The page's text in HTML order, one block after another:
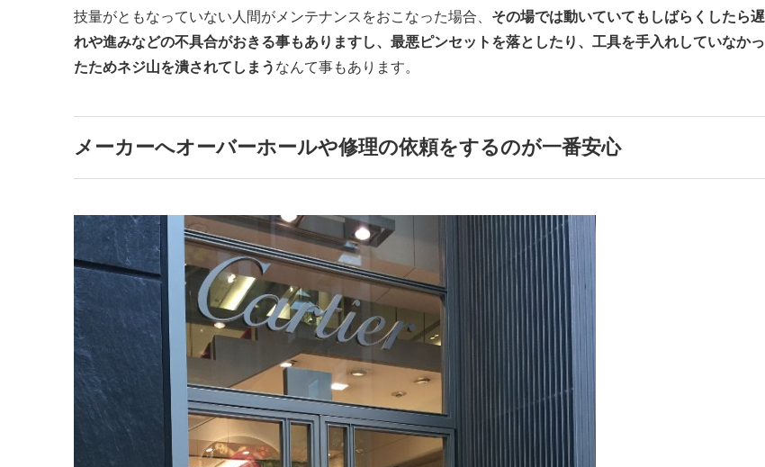
技量がともなっていない人間がメンテナンスをおこなった場合、 その場では動いていてもしばらくしたら遅
れや進みなどの不具合がおきる事もありますし、最悪ピンセットを落としたり、工具を手入れしていなかっ
たためネジ山を潰されてしまう なんて事もあります。
メーカーへオーバーホールや修理の依頼をするのが一番安心